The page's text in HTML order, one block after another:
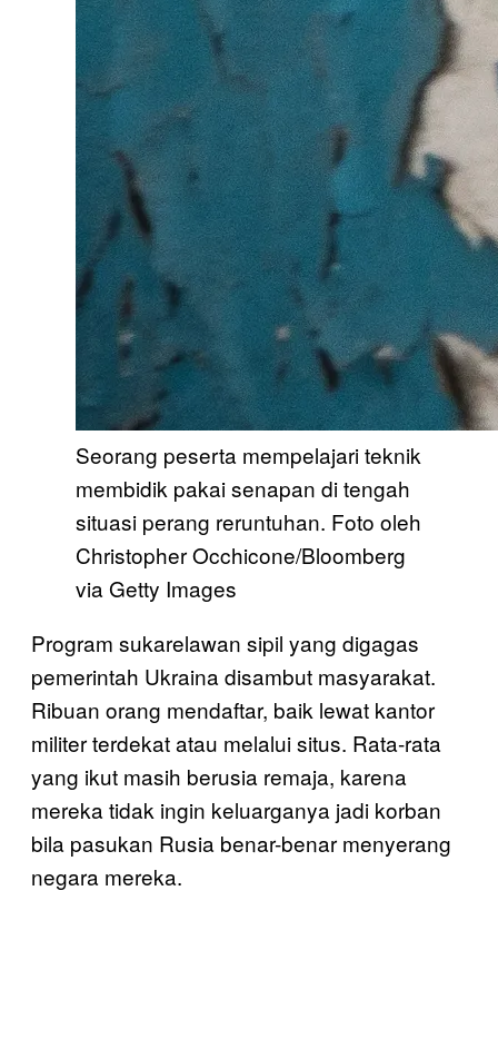
Seorang peserta mempelajari teknik
membidik pakai senapan di tengah
situasi perang reruntuhan. Foto oleh
Christopher Occhicone/Bloomberg
via Getty Images
Program sukarelawan sipil yang digagas
pemerintah Ukraina disambut masyarakat.
Ribuan orang mendaftar, baik lewat kantor
militer terdekat atau melalui situs. Rata-rata
yang ikut masih berusia remaja, karena
mereka tidak ingin keluarganya jadi korban
bila pasukan Rusia benar-benar menyerang
negara mereka.